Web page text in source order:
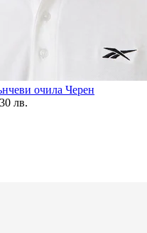
очила Черен
лв.